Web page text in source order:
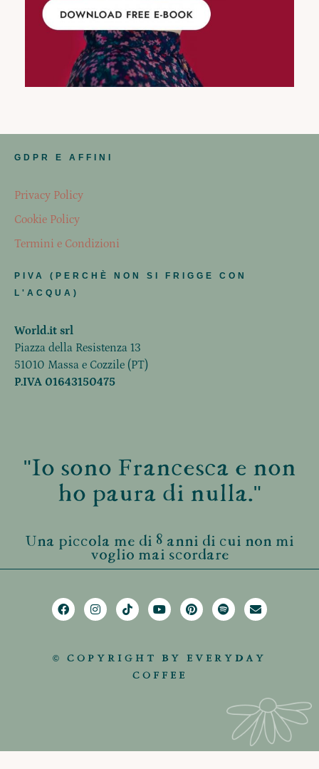
GDPR E AFFINI
Privacy Policy
Cookie Policy
Termini e Condizioni
PIVA (PERCHÈ NON SI FRIGGE CON
L'ACQUA)
World.it srl
Piazza della Resistenza 13
51010 Massa e Cozzile (PT)
P.IVA 01643150475
"Io sono Francesca e non
ho paura di nulla."
Una piccola me di 8 anni di cui non mi
voglio mai scordare
© COPYRIGHT BY EVERYDAY
COFFEE